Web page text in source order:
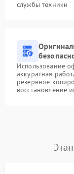
службы техники
Использование
аккуратная
резервное
восстановление